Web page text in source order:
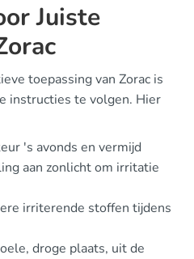
Juiste
toepassing van Zorac is
instructies te volgen. Hier
's avonds en vermijd
aan zonlicht om irritatie
irriterende stoffen tijdens
droge plaats, uit de